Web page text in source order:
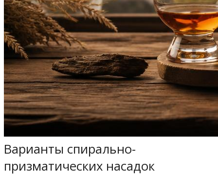
Варианты спирально-
призматических насадок